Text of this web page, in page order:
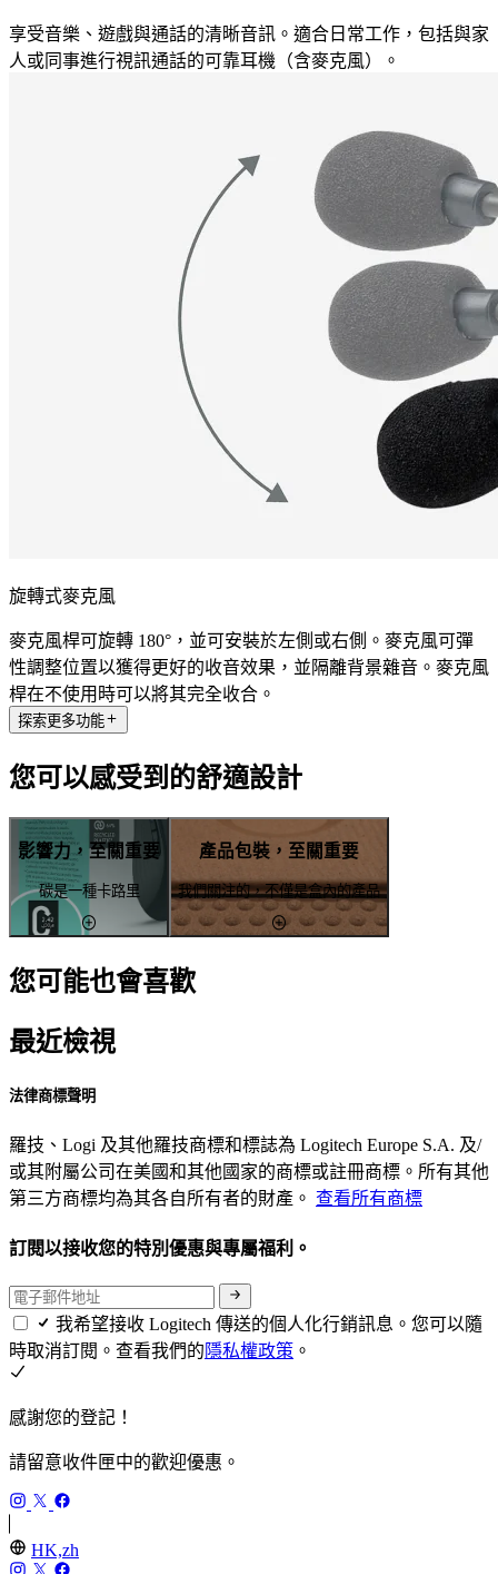
享受音樂、遊戲與通話的清晰音訊。適合日常工作，包括與家
人或同事進行視訊通話的可靠耳機（含麥克風）。
旋轉式麥克風
麥克風桿可旋轉 180°，並可安裝於左側或右側。麥克風可彈
性調整位置以獲得更好的收音效果，並隔離背景雜音。麥克風
桿在不使用時可以將其完全收合。
探索更多功能
您可以感受到的舒適設計
影響力，至關重要
碳是一種卡路里
產品包裝，至關重要
我們關注的，不僅是盒內的產品
您可能也會喜歡
最近檢視
法律商標聲明
羅技、Logi 及其他羅技商標和標誌為 Logitech Europe S.A. 及/
或其附屬公司在美國和其他國家的商標或註冊商標。所有其他
第三方商標均為其各自所有者的財產。 查看所有商標
訂閱以接收您的特別優惠與專屬福利。
我希望接收 Logitech 傳送的個人化行銷訊息。您可以隨
時取消訂閱。查看我們的隱私權政策 。
感謝您的登記！
請留意收件匣中的歡迎優惠。
HK,zh